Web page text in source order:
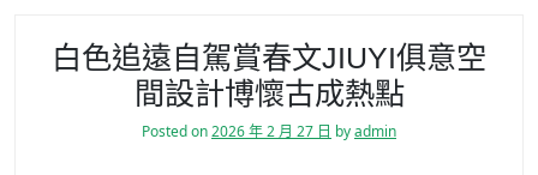
白色追遠自駕賞春文JIUYI俱意空
間設計博懷古成熱點
Posted on2026 年 2 月 27 日 byadmin